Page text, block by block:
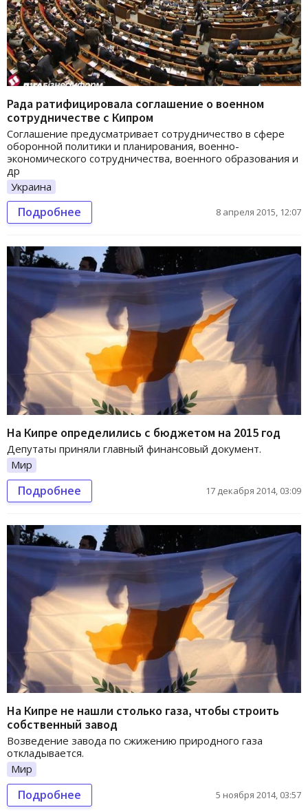
Рада ратифицировала соглашение о военном
сотрудничестве с Кипром
Соглашение предусматривает сотрудничество в сфере
оборонной политики и планирования, военно-
экономического сотрудничества, военного образования и
др
Украина
Подробнее 8 апреля 2015, 12:07
На Кипре определились с бюджетом на 2015 год
Депутаты приняли главный финансовый документ.
Мир
Подробнее 17 декабря 2014, 03:09
На Кипре не нашли столько газа, чтобы строить
собственный завод
Возведение завода по сжижению природного газа
откладывается.
Мир
Подробнее 5 ноября 2014, 03:57